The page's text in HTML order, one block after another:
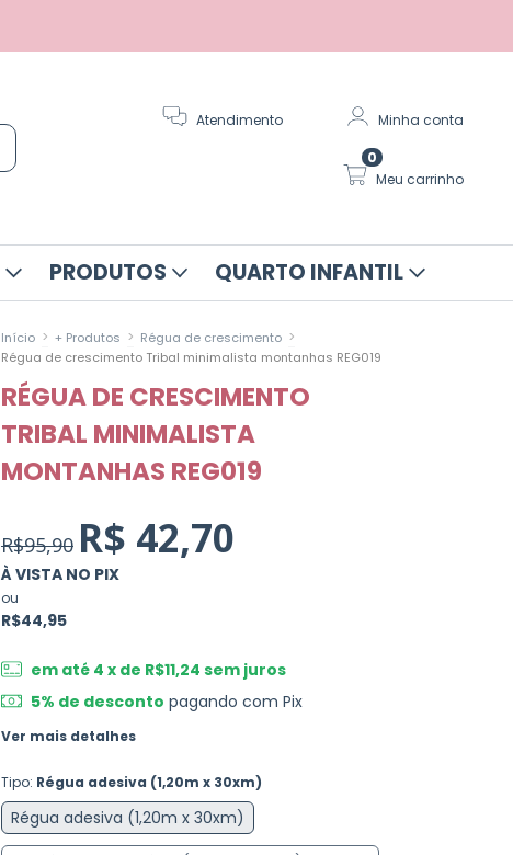
Atendimento Minha conta
Meu carrinho
0
PRODUTOS QUARTO INFANTIL
Início > + Produtos > Régua de crescimento >
Régua de crescimento Tribal minimalista montanhas REG019
RÉGUA DE CRESCIMENTO
TRIBAL MINIMALISTA
MONTANHAS REG019
R$95,90 R$ 42,70
À VISTA NO PIX
ou
R$44,95
em até 4 x de R$11,24 sem juros
5% de desconto pagando com Pix
Ver mais detalhes
Tipo: Régua adesiva (1,20m x 30xm)
Régua adesiva (1,20m x 30xm)